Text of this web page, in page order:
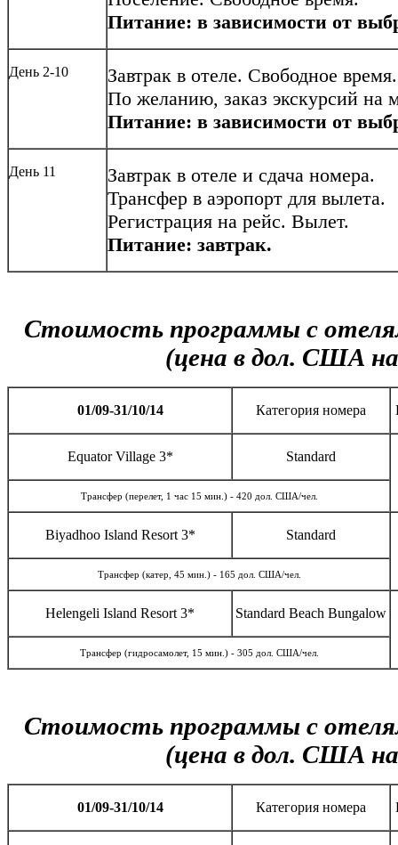
Питание: в зависимости от
День 2-10
Завтрак в отеле. Свободное
По желанию, заказ экскурсий на
Питание: в зависимости от
День 11
Завтрак в отеле и сдача номера.
Трансфер в аэропорт для вылета.
Регистрация на рейс. Вылет.
Питание: завтрак.
Стоимость программы c
(цена в дол. США
01/09-31/10/14 Категория номера
Equator Village 3* Standard
Трансфер (перелет, 1 час 15 мин.) - 420 дол. США/чел.
Biyadhoo Island Resort 3* Standard
Трансфер (катер, 45 мин.) - 165 дол. США/чел.
Helengeli Island Resort 3* Standard Beach Bungalow
Трансфер (гидросамолет, 15 мин.) - 305 дол. США/чел.
Стоимость программы c
(цена в дол. США
01/09-31/10/14 Категория номера